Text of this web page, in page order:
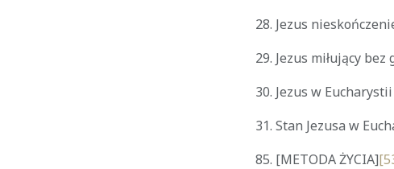
28. Jezus
29. Jezus miłujący
30. Jezus w
31. Stan Jezusa w
85. [METODA ŻYCIA]